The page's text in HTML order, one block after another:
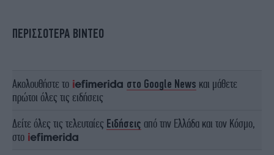
ΠΕΡΙΣΣΟΤΕΡΑ ΒΙΝΤΕΟ
Ακολουθήστε το στο Google News και μάθετε
πρώτοι όλες τις ειδήσεις
Δείτε όλες τις τελευταίες Ειδήσεις από την Ελλάδα και τον Κόσμο,
στο